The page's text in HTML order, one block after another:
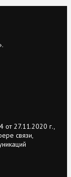
27.11.2020 г.,
связи,